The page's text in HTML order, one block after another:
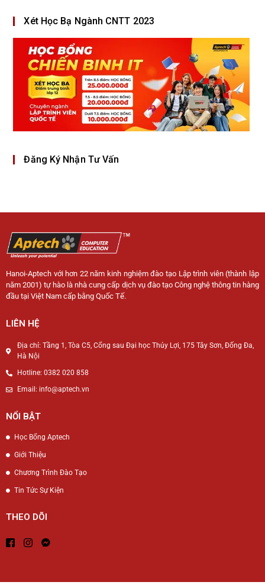
Xét Học Bạ Ngành CNTT 2023
Đăng Ký Nhận Tư Vấn
Hanoi-Aptech với hơn 22 năm kinh nghiệm đào tạo Lập trình viên (thành lập
năm 2001) tự hào là nhà cung cấp dịch vụ đào tạo Công nghệ thông tin hàng
đầu tại Việt Nam cấp bằng Quốc Tế.
LIÊN HỆ
Địa chỉ: Tầng 1, Tòa C5, Cổng sau Đại học Thủy Lợi, 175 Tây Sơn, Đống Đa,
Hà Nội
Hotline: 0382 020 858
Email: info@aptech.vn
NỔI BẬT
Học Bổng Aptech
Giới Thiệu
Chương Trình Đào Tạo
Tin Tức Sự Kiện
THEO DÕI